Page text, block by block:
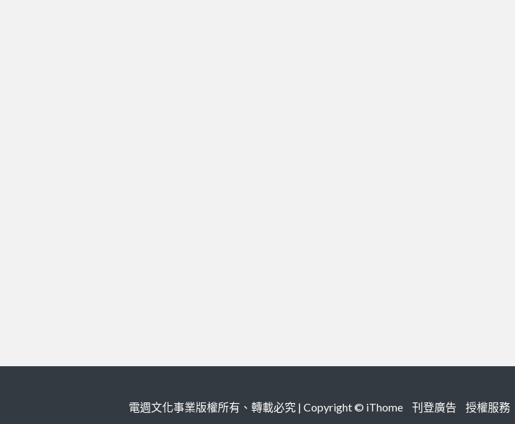
電週文化事業版權所有、轉載必究 | Copyright © iThome 刊登廣告 授權服務